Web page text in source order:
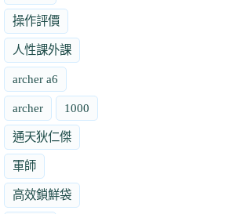
操作評價
人性課外課
archer a6
archer 1000
通天狄仁傑
軍師
高效鎖鮮袋